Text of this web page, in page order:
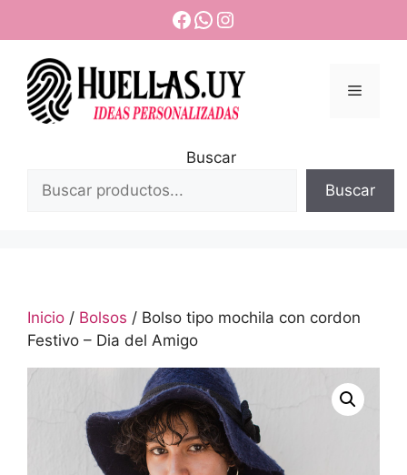
contenido
Facebook
WhatsApp
Instagram
Menú
Buscar
Buscar
Inicio / Bolsos / Bolso tipo mochila con cordon
Festivo – Dia del Amigo